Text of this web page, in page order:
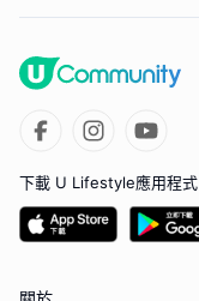
下載 U Lifestyle應用程式